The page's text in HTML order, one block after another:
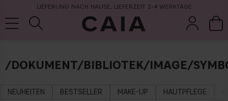
LIEFERUNG NACH HAUSE, LIEFERZEIT 2-4 WERKTAGE
/DOKUMENT/BIBLIOTEK/IMAGE/
NEUHEITEN BESTSELLER MAKE-UP HAUTPFLEGE